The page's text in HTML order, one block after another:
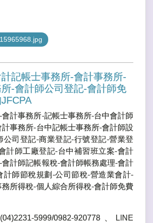
記帳士事務所-會計事務所-
-會計師公司登記-會計師免
計事務所-記帳士事務所-台中會計師
事務所-台中記帳士事務所-會計師設
公司登記-商業登記-行號登記-營業登
計師工廠登記-台中補習班立案-會計
會計師記帳報稅-會計師帳務處理-會計
計師節稅規劃-公司節稅-營造業會計-
所得稅-個人綜合所得稅-會計師免費
5999/0982-920778、LINE